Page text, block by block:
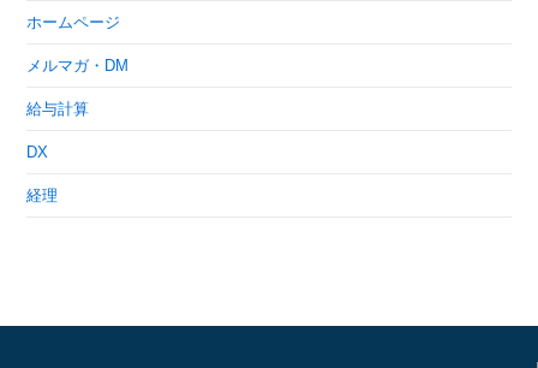
ホームページ
メルマガ・DM
給与計算
DX
経理